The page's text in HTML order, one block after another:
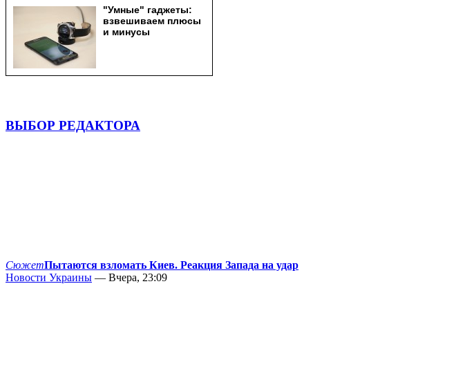
ВЫБОР РЕДАКТОРА
СюжетПытаются взломать Киев. Реакция Запада на удар
Новости Украины — Вчера, 23:09